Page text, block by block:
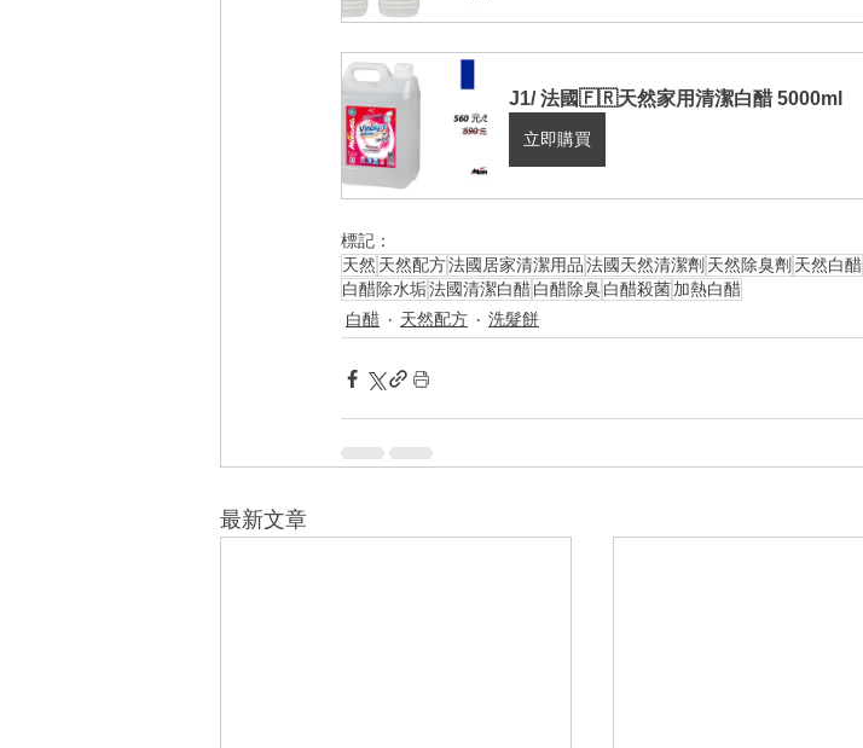
J1/ 法國🇫🇷天然家用清潔白醋 5000ml
立即購買
標記：
天然 天然配方法國居家清潔用品法國天然清潔劑 天然除臭劑 天然白醋
白醋除水垢法國清潔白醋白醋除臭白醋殺菌加熱白醋
白醋 天然配方 洗髮餅
最新文章